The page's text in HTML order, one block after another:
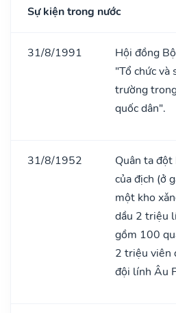
Sự kiện trong nước
31/8/1991
Hội đồng
"Tổ chức và
trường
quốc dân".
31/8/1952
Quân ta
của địch (ở
một kho
dầu 2 triệu
gồm 100
2 triệu viên
đội lính Âu